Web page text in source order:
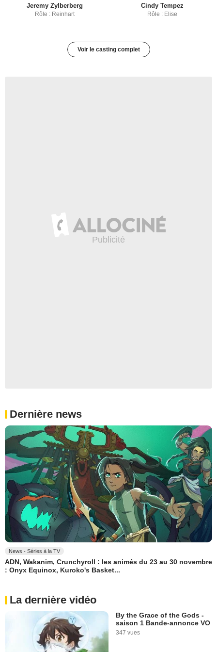
Jeremy Zylberberg
Rôle : Reinhart
Cindy Tempez
Rôle : Elise
Voir le casting complet
Dernière news
News - Séries à la TV
ADN, Wakanim, Crunchyroll : les animés du 23 au 30 novembre
: Onyx Equinox, Kuroko's Basket...
La dernière vidéo
By the Grace of the Gods -
saison 1 Bande-annonce VO
347 vues